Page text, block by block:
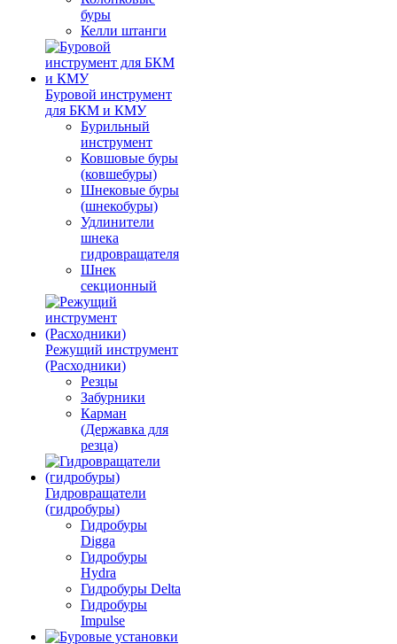
буры
Келли штанги
Буровой инструмент
для БКМ и КМУ
Бурильный
инструмент
Ковшовые буры
(ковшебуры)
Шнековые буры
(шнекобуры)
Удлинители
шнека
гидровращателя
Шнек
секционный
Режущий инструмент
(Расходники)
Резцы
Забурники
Карман
(Державка для
резца)
Гидровращатели
(гидробуры)
Гидробуры
Digga
Гидробуры
Hydra
Гидробуры Delta
Гидробуры
Impulse